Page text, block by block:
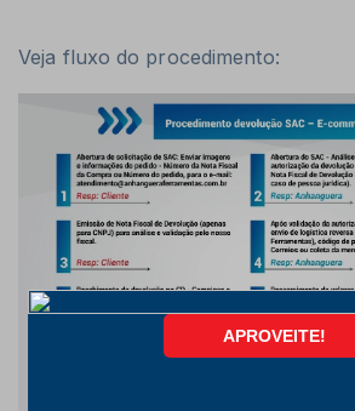
Veja fluxo do procedimento: